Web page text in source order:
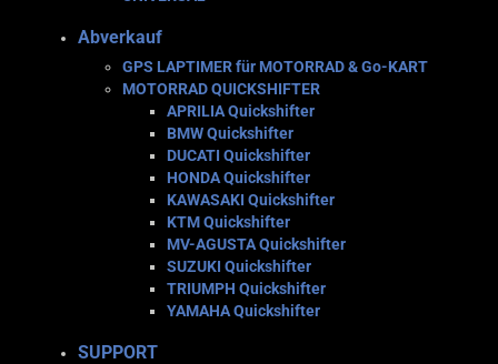
Abverkauf
GPS LAPTIMER für MOTORRAD & Go-KART
MOTORRAD QUICKSHIFTER
APRILIA Quickshifter
BMW Quickshifter
DUCATI Quickshifter
HONDA Quickshifter
KAWASAKI Quickshifter
KTM Quickshifter
MV-AGUSTA Quickshifter
SUZUKI Quickshifter
TRIUMPH Quickshifter
YAMAHA Quickshifter
SUPPORT